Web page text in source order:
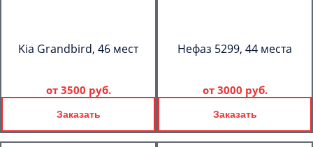
Kia Grandbird, 46 мест
от 3500 руб.
Заказать
Нефаз 5299, 44 места
от 3000 руб.
Заказать